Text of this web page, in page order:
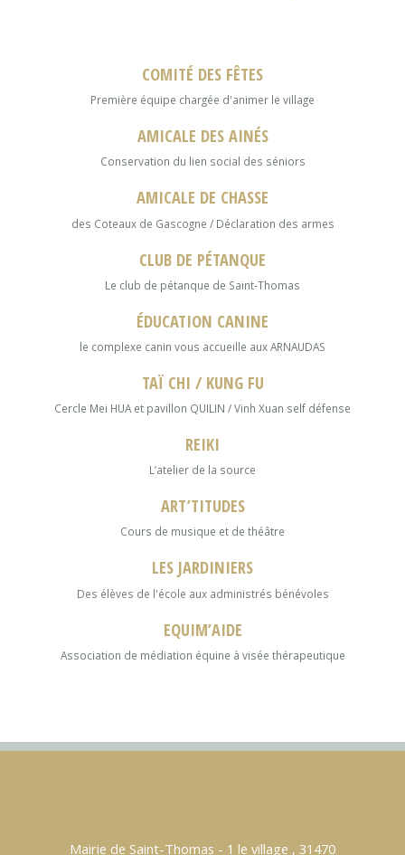
COMITÉ DES FÊTES
Première équipe chargée d'animer le village
AMICALE DES AINÉS
Conservation du lien social des séniors
AMICALE DE CHASSE
des Coteaux de Gascogne / Déclaration des armes
CLUB DE PÉTANQUE
Le club de pétanque de Saint-Thomas
ÉDUCATION CANINE
le complexe canin vous accueille aux ARNAUDAS
TAÏ CHI / KUNG FU
Cercle Mei HUA et pavillon QUILIN / Vinh Xuan self défense
REIKI
L’atelier de la source
ART’TITUDES
Cours de musique et de théâtre
LES JARDINIERS
Des élèves de l'école aux administrés bénévoles
EQUIM’AIDE
Association de médiation équine à visée thérapeutique
Mairie de Saint-Thomas - 1 le village , 31470